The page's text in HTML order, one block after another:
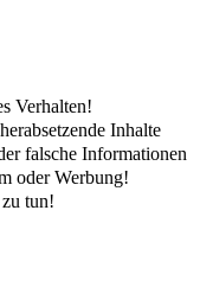
Verhalten!
Inhalte
falsche Informationen
oder Werbung!
tun!